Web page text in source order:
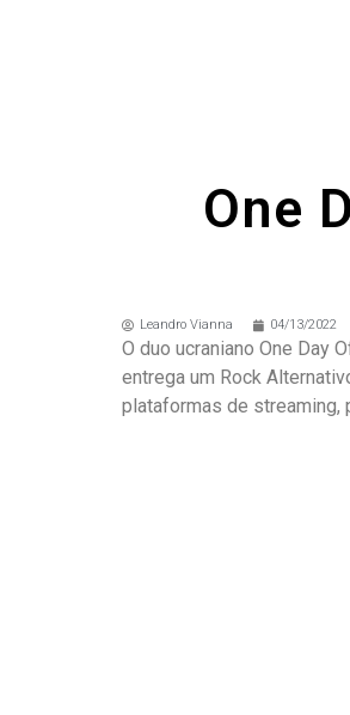
One
Leandro Vianna 04/13/2022
O duo ucraniano One Day
entrega um Rock
plataformas de streaming,